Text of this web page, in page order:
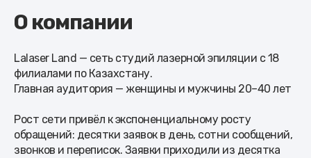
О компании
Lalaser Land — сеть студий лазерной эпиляции с 18
филиалами по Казахстану.
Главная аудитория — женщины и мужчины 20–40 лет
Рост сети привёл к экспоненциальному росту
обращений: десятки заявок в день, сотни сообщений,
звонков и переписок. Заявки приходили из десятка